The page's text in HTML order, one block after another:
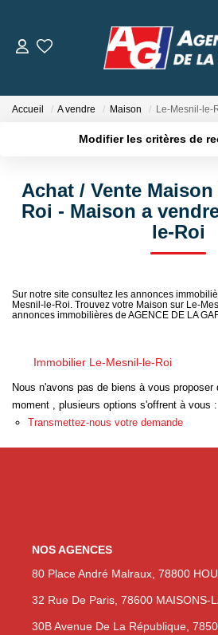
BIENS
Toutes Les
Nos
Nos Actualités
Accueil A vendre Maison Le-Mesnil-le-
Modifier les critères de
Plus de critères
Achat / Vente
Roi - Maison a
le-Roi
Sur notre site consultez les annonces
Mesnil-le-Roi. Trouvez votre Maison sur Le-
annonces immobilières de AGENCE DE LA
Immobilier Le-Mesnil-le-Roi
Nous n'avons pas de biens à vous
moment , plusieurs options s'offrent à vous :
Transmettez-nous votre demande
NOS AGENCES
80 Place André Malraux, 78800
32 Rue De Paris, 78600 MAISONS-
30B Avenue De La République,